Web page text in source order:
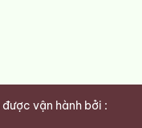
được vận hành bởi :